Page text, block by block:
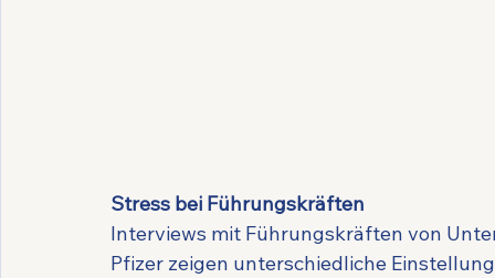
Stress bei Führungskräften
Interviews mit Führungskräften von
Pfizer zeigen unterschiedliche